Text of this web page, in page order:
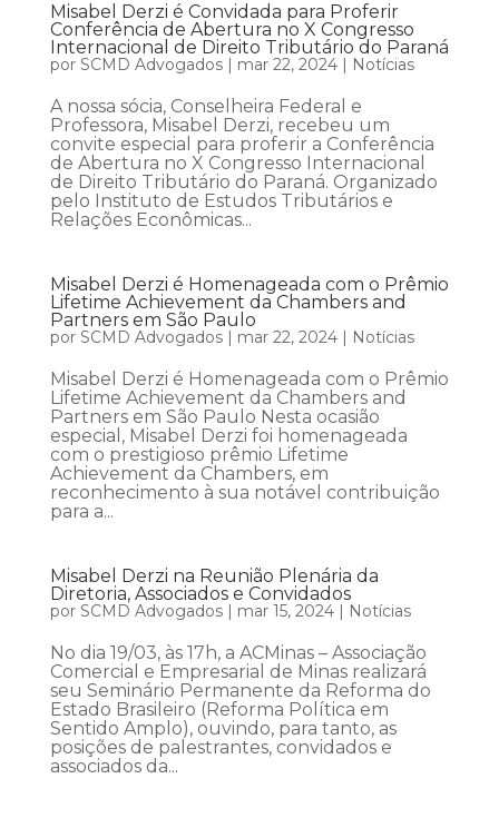
Misabel Derzi é Convidada para Proferir
Conferência de Abertura no X Congresso
Internacional de Direito Tributário do Paraná
por SCMD Advogados| mar 22, 2024| Notícias
A nossa sócia, Conselheira Federal e
Professora, Misabel Derzi, recebeu um
convite especial para proferir a Conferência
de Abertura no X Congresso Internacional
de Direito Tributário do Paraná. Organizado
pelo Instituto de Estudos Tributários e
Relações Econômicas...
Misabel Derzi é Homenageada com o Prêmio
Lifetime Achievement da Chambers and
Partners em São Paulo
por SCMD Advogados| mar 22, 2024| Notícias
Misabel Derzi é Homenageada com o Prêmio
Lifetime Achievement da Chambers and
Partners em São Paulo Nesta ocasião
especial, Misabel Derzi foi homenageada
com o prestigioso prêmio Lifetime
Achievement da Chambers, em
reconhecimento à sua notável contribuição
para a...
Misabel Derzi na Reunião Plenária da
Diretoria, Associados e Convidados
por SCMD Advogados| mar 15, 2024| Notícias
No dia 19/03, às 17h, a ACMinas – Associação
Comercial e Empresarial de Minas realizará
seu Seminário Permanente da Reforma do
Estado Brasileiro (Reforma Política em
Sentido Amplo), ouvindo, para tanto, as
posições de palestrantes, convidados e
associados da...